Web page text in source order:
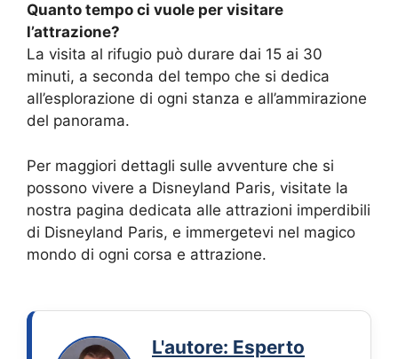
Quanto tempo ci vuole per visitare
l’attrazione?
La visita al rifugio può durare dai 15 ai 30
minuti, a seconda del tempo che si dedica
all’esplorazione di ogni stanza e all’ammirazione
del panorama.
Per maggiori dettagli sulle avventure che si
possono vivere a Disneyland Paris, visitate la
nostra pagina dedicata alle attrazioni imperdibili
di Disneyland Paris, e immergetevi nel magico
mondo di ogni corsa e attrazione.
L'autore: Esperto